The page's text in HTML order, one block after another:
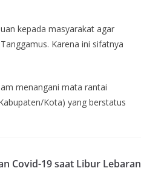
kepada masyarakat agar
Karena ini sifatnya
menangani mata rantai
Kota) yang berstatus
Covid-19 saat Libur Lebaran